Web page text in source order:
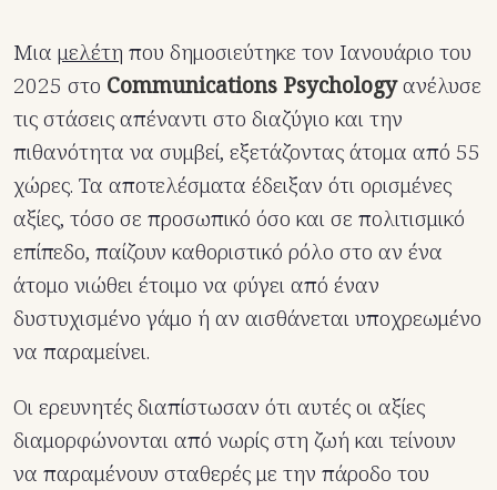
Μια μελέτη που δημοσιεύτηκε τον Ιανουάριο του
2025 στο Communications Psychologyανέλυσε
τις στάσεις απέναντι στο διαζύγιο και την
πιθανότητα να συμβεί, εξετάζοντας άτομα από 55
χώρες. Τα αποτελέσματα έδειξαν ότι ορισμένες
αξίες, τόσο σε προσωπικό όσο και σε πολιτισμικό
επίπεδο, παίζουν καθοριστικό ρόλο στο αν ένα
άτομο νιώθει έτοιμο να φύγει από έναν
δυστυχισμένο γάμο ή αν αισθάνεται υποχρεωμένο
να παραμείνει.
Οι ερευνητές διαπίστωσαν ότι αυτές οι αξίες
διαμορφώνονται από νωρίς στη ζωή και τείνουν
να παραμένουν σταθερές με την πάροδο του